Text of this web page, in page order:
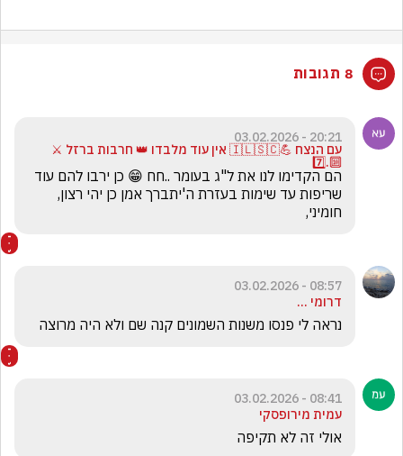
8 תגובות
20:21 - 03.02.2026
עם הנצח 💪🇮🇱🇸🇨 אין עוד מלבדו 👑 חרבות ברזל ⚔️
🔟.7️⃣
חומיני,
08:57 - 03.02.2026
דרומי ...
נראה לי פנסו משנות השמונים קנה שם ולא היה מרוצה
08:41 - 03.02.2026
עמית מירופסקי
אולי זה לא תקיפה